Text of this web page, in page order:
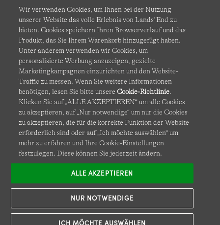
AGB Datenschutz & Sicherheit
Cookies Ich möchte auswählen Barrierefreiheit
Site Map Internationale Websites
Diese Website ist durch reCAPTCHA geschützt. Es gelten die
Datenschutzerklärung undNutzungsbedingungenvon
Google.
Wir verwenden Cookies, um Ihnen bei der Nutzung
unserer Website das volle Erlebnis von Lands' End zu
bieten. Cookies speichern Ihren Browserverlauf und das
Produkt, das Sie Ihrem Warenkorb hinzugefügt haben.
Unter anderem verwenden wir Cookies, um
personalisierte Werbung anzuzeigen, gezielte
Marketingkampagnen einzurichten und den Website-
Traffic zu messen. Wenn Sie weitere Informationen
benötigen, lesen Sie bitte unsereCookie-Richtlinie.
Klicken Sie auf „ALLE AKZEPTIEREN“ um alle Cookies
zu akzeptieren, auf „Nur notwendige“ um nur die Cookies
zu akzeptieren, die für die korrekte Funktion der Website
erforderlich sind oder auf „Ich möchte auswählen“ um
mehr zu erfahren und Ihre Cookie-Einstellungen
festzulegen. Diese können Sie jederzeit ändern.
ICH MÖCHTE AUSWÄHLEN
NUR NOTWENDIGE
ALLE AKZEPTIEREN